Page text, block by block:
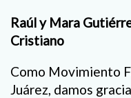
Raúl y Mara
Cristiano
Como Movimiento
Juárez, damos